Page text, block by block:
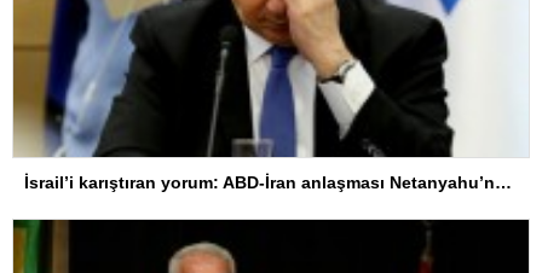
İsrail’i karıştıran yorum: ABD-İran anlaşması Netanyahu’nun yenilgisi anlamına geliyor